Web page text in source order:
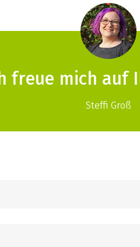
freue mich auf
Steffi Groß